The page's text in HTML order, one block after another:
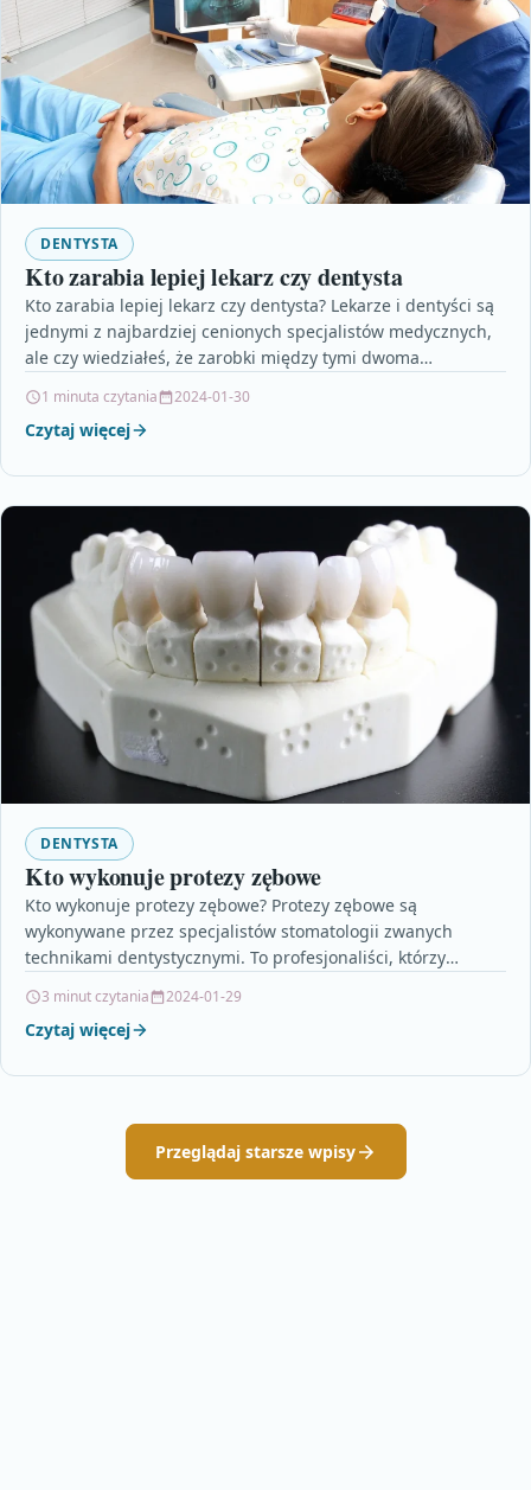
DENTYSTA
Kto zarabia lepiej lekarz czy dentysta
Kto zarabia lepiej lekarz czy dentysta? Lekarze i dentyści są
jednymi z najbardziej cenionych specjalistów medycznych,
ale czy wiedziałeś, że zarobki między tymi dwoma…
1 minuta czytania 2024-01-30
Czytaj więcej
DENTYSTA
Kto wykonuje protezy zębowe
Kto wykonuje protezy zębowe? Protezy zębowe są
wykonywane przez specjalistów stomatologii zwanych
technikami dentystycznymi. To profesjonaliści, którzy
3 minut czytania 2024-01-29
Czytaj więcej
Przeglądaj starsze wpisy